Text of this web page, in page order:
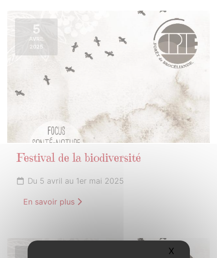
5
AVRIL
2025
Festival de la biodiversité
Du 5 avril au 1er mai 2025
En savoir plus
X Masquer